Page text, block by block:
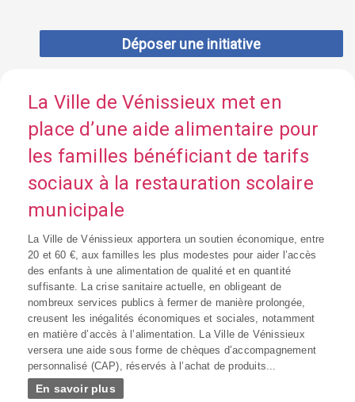
Déposer une initiative
La Ville de Vénissieux met en
place d’une aide alimentaire pour
les familles bénéficiant de tarifs
sociaux à la restauration scolaire
municipale
La Ville de Vénissieux apportera un soutien économique, entre
20 et 60 €, aux familles les plus modestes pour aider l’accès
des enfants à une alimentation de qualité et en quantité
suffisante. La crise sanitaire actuelle, en obligeant de
nombreux services publics à fermer de manière prolongée,
creusent les inégalités économiques et sociales, notamment
en matière d’accès à l’alimentation. La Ville de Vénissieux
versera une aide sous forme de chèques d’accompagnement
personnalisé (CAP), réservés à l’achat de produits...
En savoir plus